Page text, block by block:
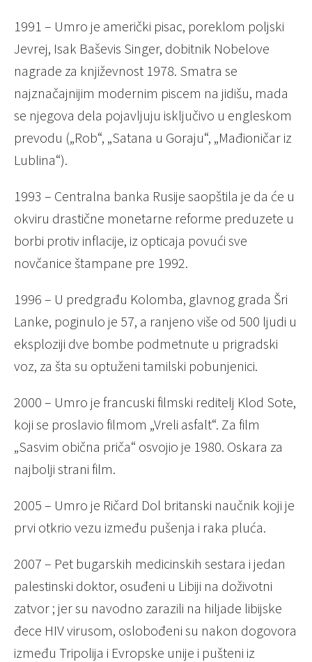
1991 – Umro je američki pisac, poreklom poljski
Jevrej, Isak Baševis Singer, dobitnik Nobelove
nagrade za književnost 1978. Smatra se
najznačajnijim modernim piscem na jidišu, mada
se njegova dela pojavljuju isključivo u engleskom
prevodu („Rob“, „Satana u Goraju“, „Mađioničar iz
Lublina“).
1993 – Centralna banka Rusije saopštila je da će u
okviru drastične monetarne reforme preduzete u
borbi protiv inflacije, iz opticaja povući sve
novčanice štampane pre 1992.
1996 – U predgrađu Kolomba, glavnog grada Šri
Lanke, poginulo je 57, a ranjeno više od 500 ljudi u
eksploziji dve bombe podmetnute u prigradski
voz, za šta su optuženi tamilski pobunjenici.
2000 – Umro je francuski filmski reditelj Klod Sote,
koji se proslavio filmom „Vreli asfalt“. Za film
„Sasvim obična priča“ osvojio je 1980. Oskara za
najbolji strani film.
2005 – Umro je Ričard Dol britanski naučnik koji je
prvi otkrio vezu između pušenja i raka pluća.
2007 – Pet bugarskih medicinskih sestara i jedan
palestinski doktor, osuđeni u Libiji na doživotni
zatvor ; jer su navodno zarazili na hiljade libijske
đece HIV virusom, oslobođeni su nakon dogovora
između Tripolija i Evropske unije i pušteni iz